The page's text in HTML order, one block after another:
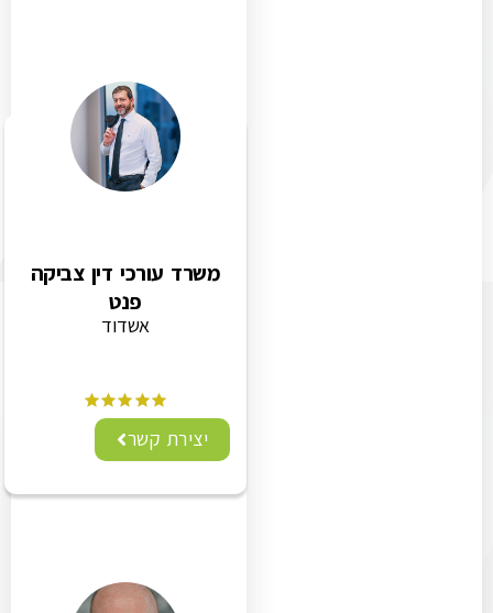
משרד עורכי דין צביקה
פנט
אשדוד
יצירת קשר